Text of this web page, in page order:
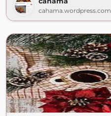
cahama.wordpress.com